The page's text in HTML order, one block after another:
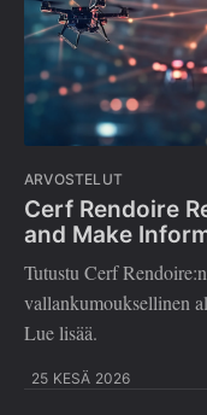
ARVOSTELUT
Cerf Rendoire
and Make
Tutustu Cerf
vallankumouksellinen
Lue lisää.
25 KESÄ 2026